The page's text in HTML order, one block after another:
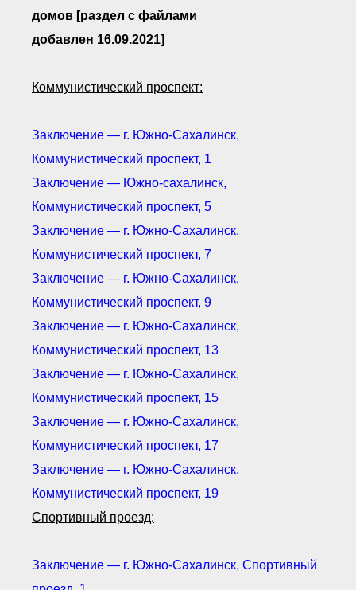
домов [раздел с файлами
добавлен 16.09.2021]
Коммунистический проспект:
Заключение — г. Южно-Сахалинск,
Коммунистический проспект, 1
Заключение — Южно-сахалинск,
Коммунистический проспект, 5
Заключение — г. Южно-Сахалинск,
Коммунистический проспект, 7
Заключение — г. Южно-Сахалинск,
Коммунистический проспект, 9
Заключение — г. Южно-Сахалинск,
Коммунистический проспект, 13
Заключение — г. Южно-Сахалинск,
Коммунистический проспект, 15
Заключение — г. Южно-Сахалинск,
Коммунистический проспект, 17
Заключение — г. Южно-Сахалинск,
Коммунистический проспект, 19
Спортивный проезд:
Заключение — г. Южно-Сахалинск, Спортивный